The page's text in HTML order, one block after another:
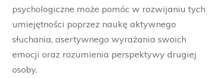
psychologiczne może pomóc w rozwijaniu tych
umiejętności poprzez naukę aktywnego
słuchania, asertywnego wyrażania swoich
emocji oraz rozumienia perspektywy drugiej
osoby.